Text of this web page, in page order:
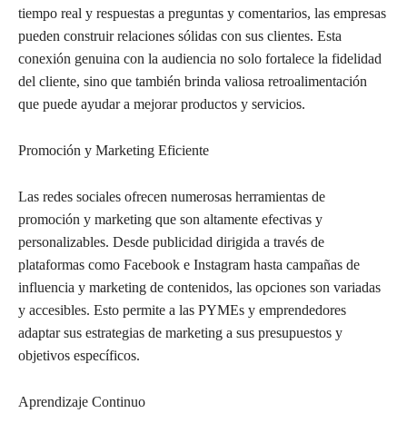
tiempo real y respuestas a preguntas y comentarios, las empresas
pueden construir relaciones sólidas con sus clientes. Esta
conexión genuina con la audiencia no solo fortalece la fidelidad
del cliente, sino que también brinda valiosa retroalimentación
que puede ayudar a mejorar productos y servicios.
Promoción y Marketing Eficiente
Las redes sociales ofrecen numerosas herramientas de
promoción y marketing que son altamente efectivas y
personalizables. Desde publicidad dirigida a través de
plataformas como Facebook e Instagram hasta campañas de
influencia y marketing de contenidos, las opciones son variadas
y accesibles. Esto permite a las PYMEs y emprendedores
adaptar sus estrategias de marketing a sus presupuestos y
objetivos específicos.
Aprendizaje Continuo